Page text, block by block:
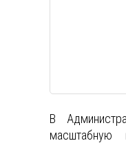
В
масштабную